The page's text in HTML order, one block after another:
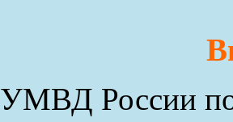
УМВД России по